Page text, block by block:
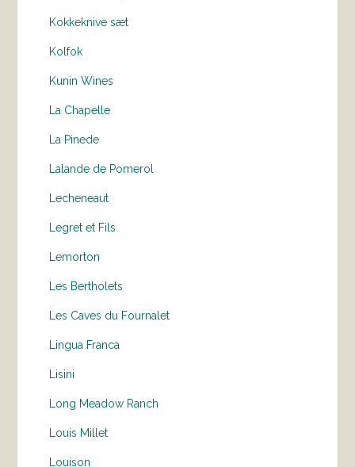
Kokkeknive sæt
Kolfok
Kunin Wines
La Chapelle
La Pinede
Lalande de Pomerol
Lecheneaut
Legret et Fils
Lemorton
Les Bertholets
Les Caves du Fournalet
Lingua Franca
Lisini
Long Meadow Ranch
Louis Millet
Louison